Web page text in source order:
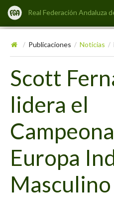
Real Federación Andaluza
/ Publicaciones / Noticias /
Scott
lidera el
Europa
Masculino